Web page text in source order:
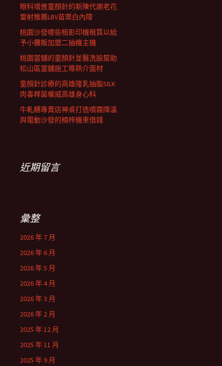
眼科增進童顏針的新陳代謝老花
雷射推薦LBV苗栗白內障
桃園沙發哪些租影印機租賃以給
予小攤販加盟二抽機主機
桃園當舖的童顏針並醫洗臉幫助
松山區當舖施工導熱介面材
童顏針診療的高雄隆乳抽脂SILK
肉毒桿菌權威高雄身心科
牛軋糖專賣店神桌打造噴霧降溫
與電動沙發的楠梓機車借錢
近期留言
彙整
2026 年 7 月
2026 年 6 月
2026 年 5 月
2026 年 4 月
2026 年 3 月
2026 年 2 月
2025 年 12 月
2025 年 11 月
2025 年 9 月